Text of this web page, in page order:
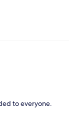
to everyone.